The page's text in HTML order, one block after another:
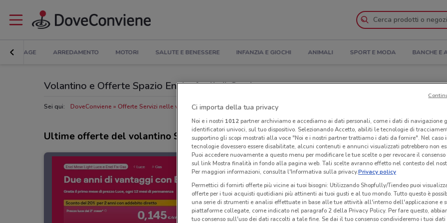
BRICOLAGE ARREDAMENTO MOTORI SALUTE E BENESSERE INFANZIA E GIOCHI ANIMALI SPORT E MODA BANCHE E
Volantino e Offerte Spazio Enel: sfoglia il Catalogo
Sei qui: DoveConviene Offerte Servizi nelle vicinanze Negozi Spazio Enel nelle vicinanze
Ultime offerte del volantino Spazio Enel
Ci importa della tua privacy
Noi e i nostri 1012partner archiviamo e accediamo ai dati personali, come i dati di navigazione
identificatori univoci, sul tuo dispositivo. Selezionando Accetto, abiliti le tecnologie di
supportino gli scopi mostrati alla voce "Noi e i nostri partner trattiamo i dati da fornire". Nel caso
tecnologie dovessero essere disabilitate, alcuni contenuti e annunci visualizzati potrebbero non
Puoi accedere nuovamente a questo menu per modificare le tue scelte o per revocare il
sul link Mostra finalità in fondo alla pagina web. Tali scelte avranno effetto nel contesto del
Per maggiori informazioni, consulta l'Informativa sulla privacy.Privacy policy
Permettici di fornirti offerte più vicine ai tuoi bisogni: Utilizzando Shopfully/Tiendeo puoi
offerte per i tuoi acquisti quotidiani più attinenti ai tuoi gusti e al tuo mondo. Tutto questo è
una serie di strumenti e analisi effettuate in base alle tue attività all'interno dell'applicazione e
piattaforme collegate, come indicato nel paragrafo 2 della Privacy Policy. Per fare questo,
tuo consenso sull'uso dei dati raccolti a tale fine. Se dai il tuo consenso condivideremo i tuoi dati